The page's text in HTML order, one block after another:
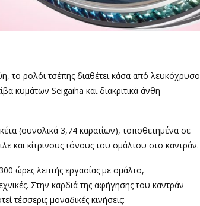
το ρολόι τσέπης διαθέτει κάσα από λευκόχρυσο
κυμάτων Seigaiha και διακριτικά άνθη
(συνολικά 3,74 καρατίων), τοποθετημένα σε
και κίτρινους τόνους του σμάλτου στο καντράν.
ώρες λεπτής εργασίας με σμάλτο,
Στην καρδιά της αφήγησης του καντράν
τέσσερις μοναδικές κινήσεις: